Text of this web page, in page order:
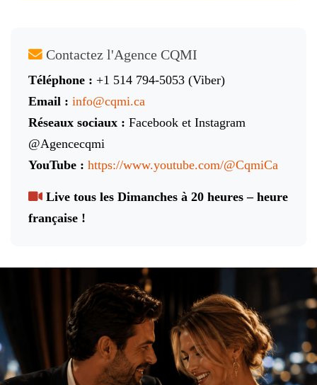
Contactez l'Agence CQMI
Téléphone : +1 514 794-5053 (Viber)
Email : info@cqmi.ca
Réseaux sociaux : Facebook et Instagram
@Agencecqmi
YouTube : https://www.youtube.com/@CqmiCa
Live tous les Dimanches à 20 heures – heure
française !